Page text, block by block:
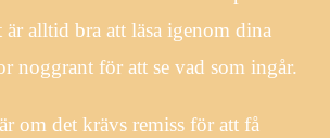
alltid bra att läsa igenom dina
noggrant för att se vad som ingår.
om det krävs remiss för att få